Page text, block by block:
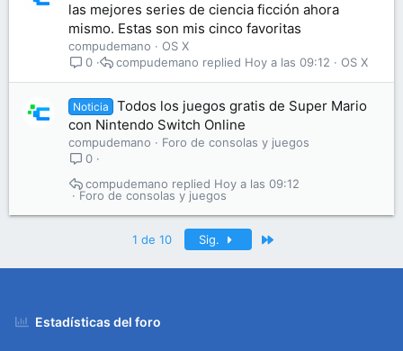
las mejores series de ciencia ficción ahora
mismo. Estas son mis cinco favoritas
compudemano
OS X
0
OS X
Hoy a las 09:12
compudemano
Noticia
Todos los juegos gratis de Super Mario
con Nintendo Switch Online
compudemano
Foro de consolas y juegos
0
Foro de consolas y juegos
Hoy a las 09:12
compudemano
1 de 10 Sig.
Estadísticas del foro